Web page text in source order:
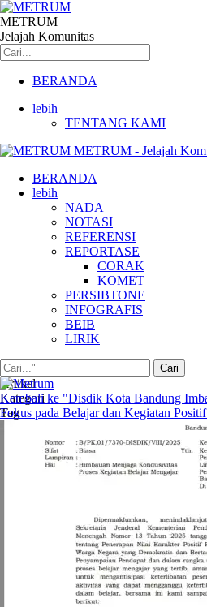
METRUM
Jelajah Komunitas
BERANDA
lebih
TENTANG KAMI
METRUM - Jelajah
BERANDA
lebih
NADA
NOTASI
REFERENSI
REPORTASE
CORAK
KOMET
PERSIBTONE
INFOGRAFIS
BEIB
LIRIK
Artikel
Kategori
Tag
Kembali ke "Disdik Kota Bandung
Fokus pada Belajar dan Kegiatan